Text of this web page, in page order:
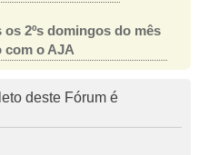
2ºs domingos do mês
com o AJA
deste Fórum é